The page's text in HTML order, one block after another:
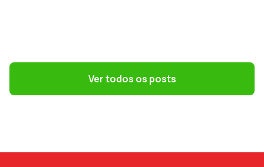
Terceirização: 7 riscos trabalhistas que o
DP precisa evitarVer todos os posts